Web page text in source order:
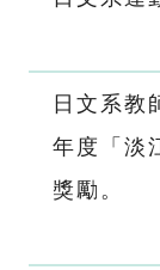
日文系教
年度「淡
獎勵。